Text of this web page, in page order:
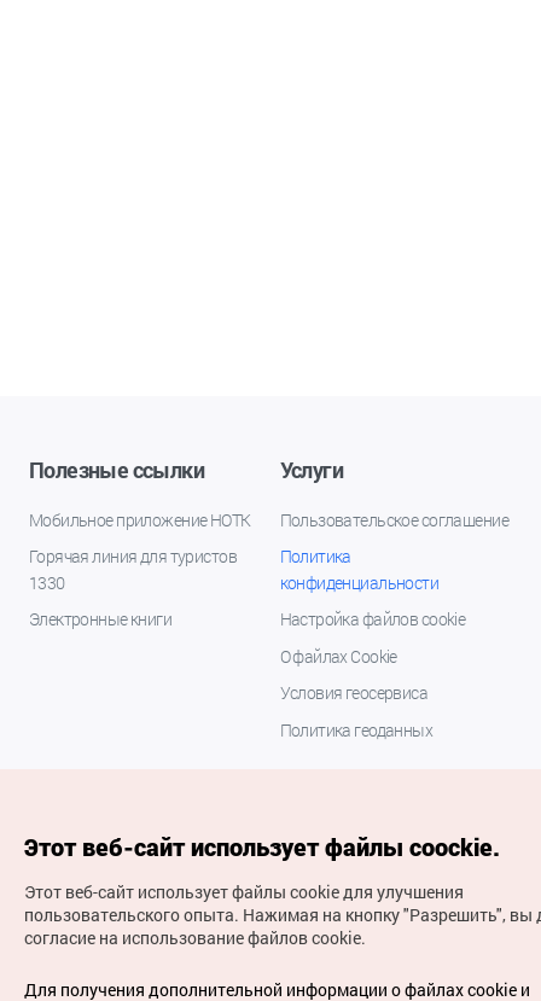
Полезные ссылки
Мобильное приложение НОТК
Горячая линия для туристов
1330
Электронные книги
Услуги
Пользовательское соглашение
Политика
конфиденциальности
Настройка файлов cookie
О файлах Cookie
Условия геосервиса
Политика геоданных
(с) Национальная организация туризма Кореи Все
права защищены
Этот веб-сайт использует файлы coockie.
Этот веб-сайт использует файлы cookie для улучшения
пользовательского опыта. Нажимая на кнопку "Разрешить", вы
согласие на использование файлов cookie.
Для получения дополнительной информации о файлах cookie и